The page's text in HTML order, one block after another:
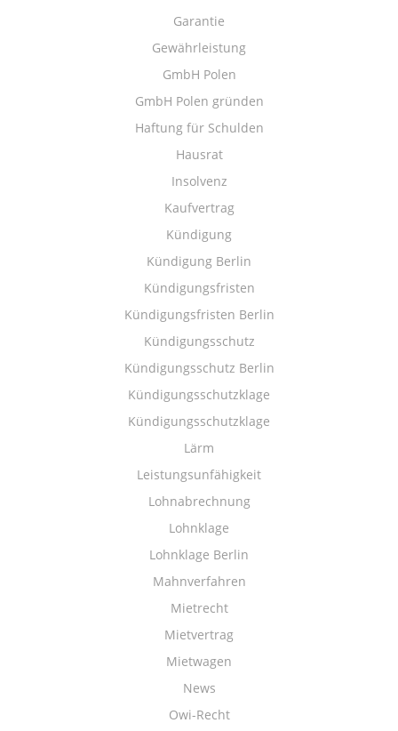
Garantie
Gewährleistung
GmbH Polen
GmbH Polen gründen
Haftung für Schulden
Hausrat
Insolvenz
Kaufvertrag
Kündigung
Kündigung Berlin
Kündigungsfristen
Kündigungsfristen Berlin
Kündigungsschutz
Kündigungsschutz Berlin
Kündigungsschutzklage
Kündigungsschutzklage
Lärm
Leistungsunfähigkeit
Lohnabrechnung
Lohnklage
Lohnklage Berlin
Mahnverfahren
Mietrecht
Mietvertrag
Mietwagen
News
Owi-Recht